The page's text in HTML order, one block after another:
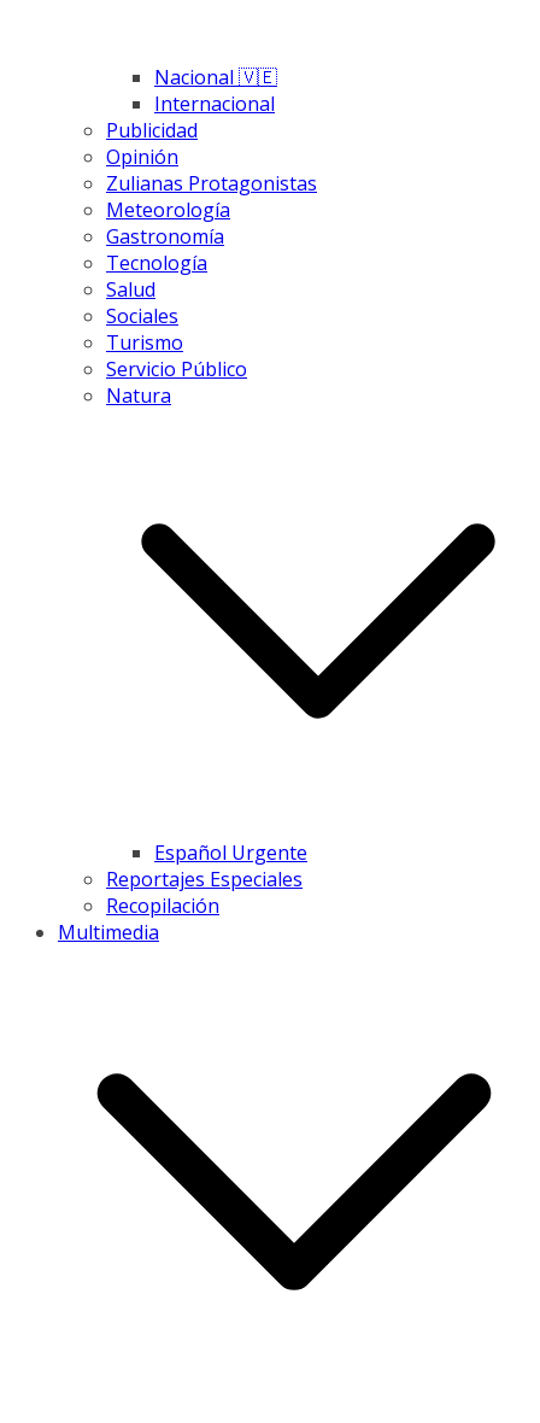
Nacional 🇻🇪
Internacional
Publicidad
Opinión
Zulianas Protagonistas
Meteorología
Gastronomía
Tecnología
Salud
Sociales
Turismo
Servicio Público
Natura
Español Urgente
Reportajes Especiales
Recopilación
Multimedia